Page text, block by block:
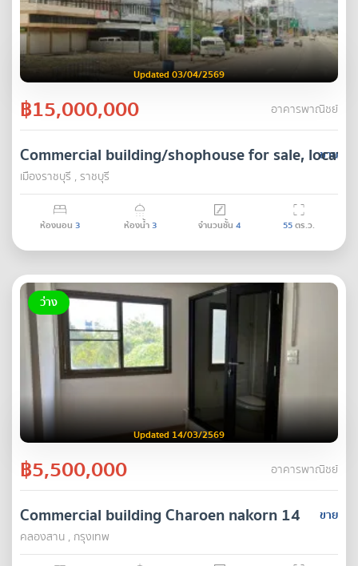
Updated 03/04/2569
฿15,000,000 อาคารพาณิชย์
ขาย
Commercial building/shophouse for sale,
เมืองราชบุรี , ราชบุรี
ห้องนอน 3 ห้องน้ำ3 จำนวนชั้น 4 55ตร.ว.
ว่าง
Updated 14/03/2569
฿5,500,000 อาคารพาณิชย์
ขาย
Commercial building Charoen nakorn 14
คลองสาน , กรุงเทพ